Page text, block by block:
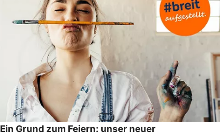
Ein Grund zum Feiern: unser neuer